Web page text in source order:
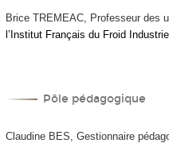
Brice TREMEAC, Professeur des
l’Institut Français du Froid
Pôle pédagogique
Claudine BES, Gestionnaire